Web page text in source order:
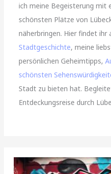
ich meine Begeisterung mit
schönsten Plätze von
näherbringen. Hier findet ihr
Stadtgeschichte, meine
persönlichen Geheimtipps,
schönsten
Stadt zu bieten hat.
Entdeckungsreise durch